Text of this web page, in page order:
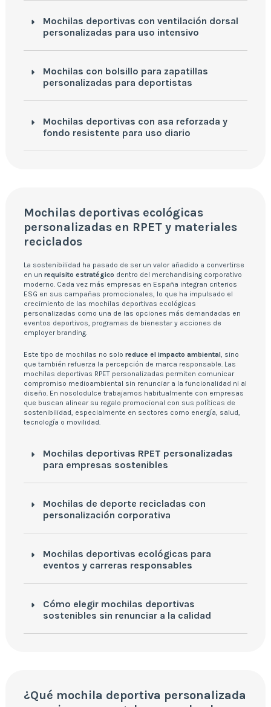
Mochilas deportivas con ventilación dorsal
personalizadas para uso intensivo
Mochilas con bolsillo para zapatillas
personalizadas para deportistas
Mochilas deportivas con asa reforzada y
fondo resistente para uso diario
Mochilas deportivas ecológicas
personalizadas en RPET y materiales
reciclados
La sostenibilidad ha pasado de ser un valor añadido a convertirse
en un requisito estratégico dentro del merchandising corporativo
moderno. Cada vez más empresas en España integran criterios
ESG en sus campañas promocionales, lo que ha impulsado el
crecimiento de las mochilas deportivas ecológicas
personalizadas como una de las opciones más demandadas en
eventos deportivos, programas de bienestar y acciones de
employer branding.
Este tipo de mochilas no solo reduce el impacto ambiental , sino
que también refuerza la percepción de marca responsable. Las
mochilas deportivas RPET personalizadas permiten comunicar
compromiso medioambiental sin renunciar a la funcionalidad ni al
diseño. En nosolodulce trabajamos habitualmente con empresas
que buscan alinear su regalo promocional con sus políticas de
sostenibilidad, especialmente en sectores como energía, salud,
tecnología o movilidad.
Mochilas deportivas RPET personalizadas
para empresas sostenibles
Mochilas de deporte recicladas con
personalización corporativa
Mochilas deportivas ecológicas para
eventos y carreras responsables
Cómo elegir mochilas deportivas
sostenibles sin renunciar a la calidad
¿Qué mochila deportiva personalizada